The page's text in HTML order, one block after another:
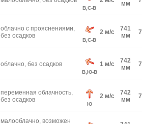
В,С-В
мм
облачно с прояснениями,
без осадков
В,С-В
2 м/с
741
мм
облачно, без осадков
В,Ю-В
1 м/с
742
мм
переменная облачность,
без осадков
Ю
2 м/с
742
мм
малооблачно, возможен